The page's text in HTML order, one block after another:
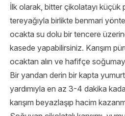
İlk olarak, bitter çikolatayı küçük
tereyağıyla birlikte benmari
ocakta su dolu bir tencere
kasede yapabilirsiniz. Karışım
ocaktan alın ve hafifçe
Bir yandan derin bir kapta
yardımıyla en az 3-4 dakika
karışım beyazlaşıp hacim